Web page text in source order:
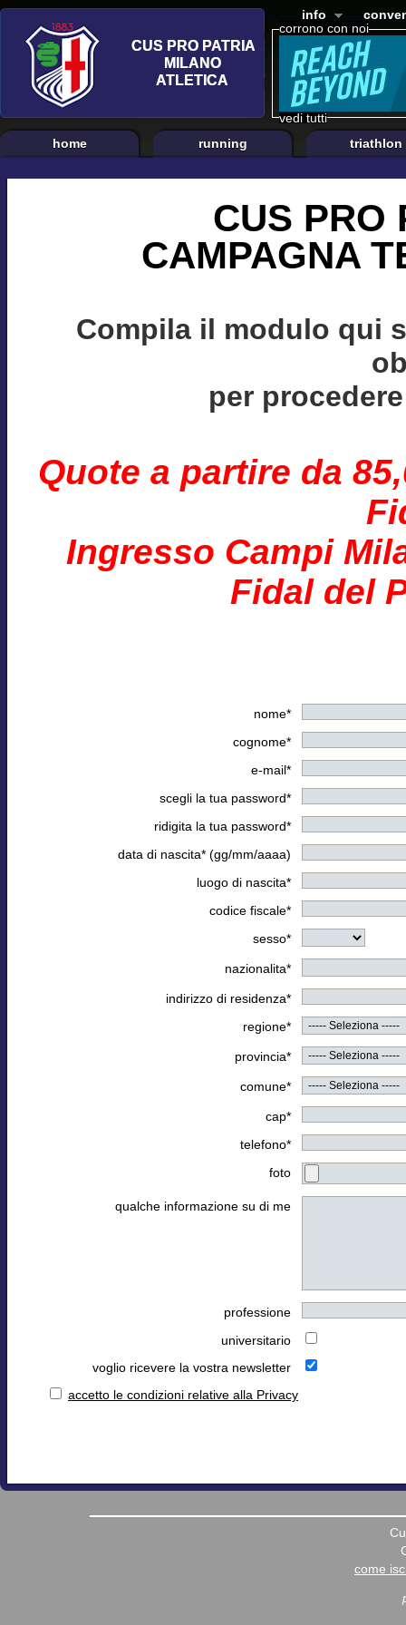
corrono con noi
vedi tutti
info
home running triathlon
CUS PRO
CAMPAGNA
Compila il modulo qui
per
Quote a partire da
Ingresso Campi
Fidal del
nome*
cognome*
e-mail*
scegli la tua password*
ridigita la tua password*
data di nascita* (gg/mm/aaaa)
luogo di nascita*
codice fiscale*
sesso*
nazionalita*
indirizzo di residenza*
regione*
provincia*
comune*
cap*
telefono*
foto
qualche informazione su di me
professione
universitario
voglio ricevere la vostra newsletter
accetto le condizioni relative alla Privacy
come